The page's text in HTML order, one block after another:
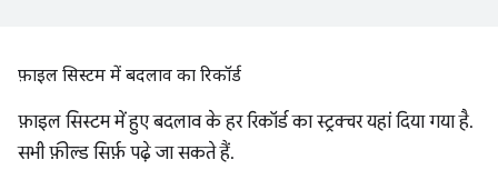
फ़ाइल सिस्टम में बदलाव का रिकॉर्ड
फ़ाइल सिस्टम में हुए बदलाव के हर रिकॉर्ड का स्ट्रक्चर यहां दिया गया है.
सभी फ़ील्ड सिर्फ़ पढ़े जा सकते हैं.